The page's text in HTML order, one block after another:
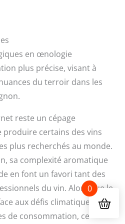
en œnologie
plus précise, visant à
du terroir dans les
reste un cépage
produire certains des vins
plus recherchés au monde.
sa complexité aromatique
en font un favori tant des
du vin. Alors que le
aux défis climatiques et
de consommation, ce
0